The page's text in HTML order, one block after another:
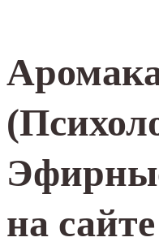
на сайте